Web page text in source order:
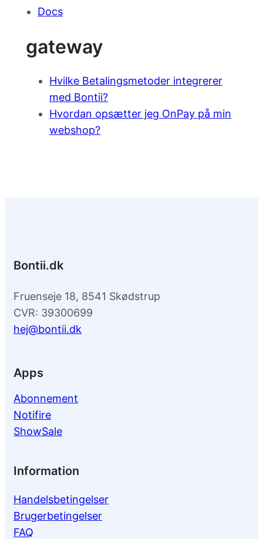
Docs
gateway
Hvilke Betalingsmetoder integrerer
med Bontii?
Hvordan opsætter jeg OnPay på min
webshop?
Bontii.dk
Fruenseje 18, 8541 Skødstrup
CVR: 39300699
hej@bontii.dk
Apps
Abonnement
Notifire
ShowSale
Information
Handelsbetingelser
Brugerbetingelser
FAQ